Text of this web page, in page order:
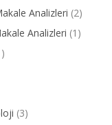
Analizleri (2)
Analizleri (1)
(3)